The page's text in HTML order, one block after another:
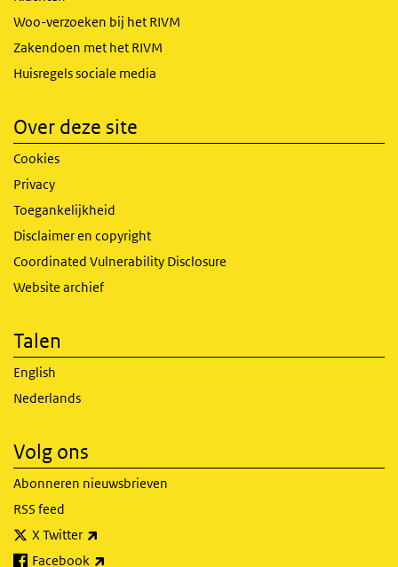
Woo-verzoeken bij het RIVM
Zakendoen met het RIVM
Huisregels sociale media
Over deze site
Cookies
Privacy
Toegankelijkheid
Disclaimer en copyright
Coordinated Vulnerability Disclosure
Website archief
Talen
English
Nederlands
Volg ons
Abonneren nieuwsbrieven
RSS feed
X Twitter
Facebook